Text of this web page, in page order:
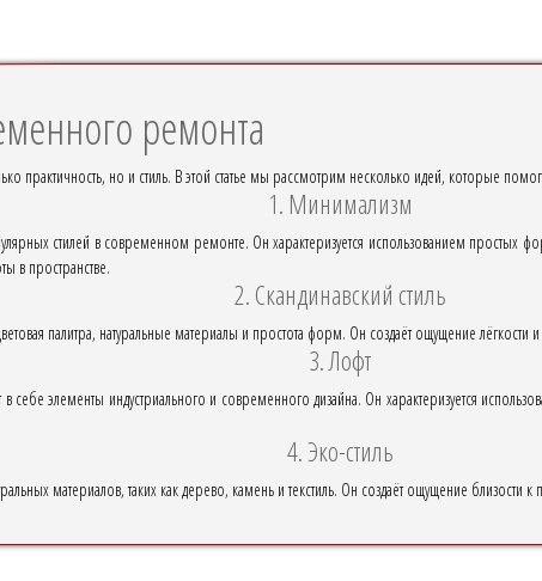
ремонта
практичность, но и стиль. В этой статье мы рассмотрим несколько идей, которые
1. Минимализм
стилей в современном ремонте. Он характеризуется использованием простых
в пространстве.
2. Скандинавский стиль
цветовая палитра, натуральные материалы и простота форм. Он создаёт ощущение
3. Лофт
в себе элементы индустриального и современного дизайна. Он характеризуется
4. Эко-стиль
материалов, таких как дерево, камень и текстиль. Он создаёт ощущение близости